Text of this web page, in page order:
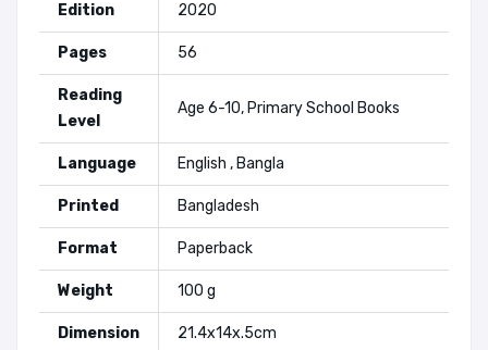
Edition 2020
Pages 56
Reading
Level
Age 6-10, Primary School Books
Language English , Bangla
Printed Bangladesh
Format Paperback
Weight 100 g
Dimension 21.4x14x.5cm